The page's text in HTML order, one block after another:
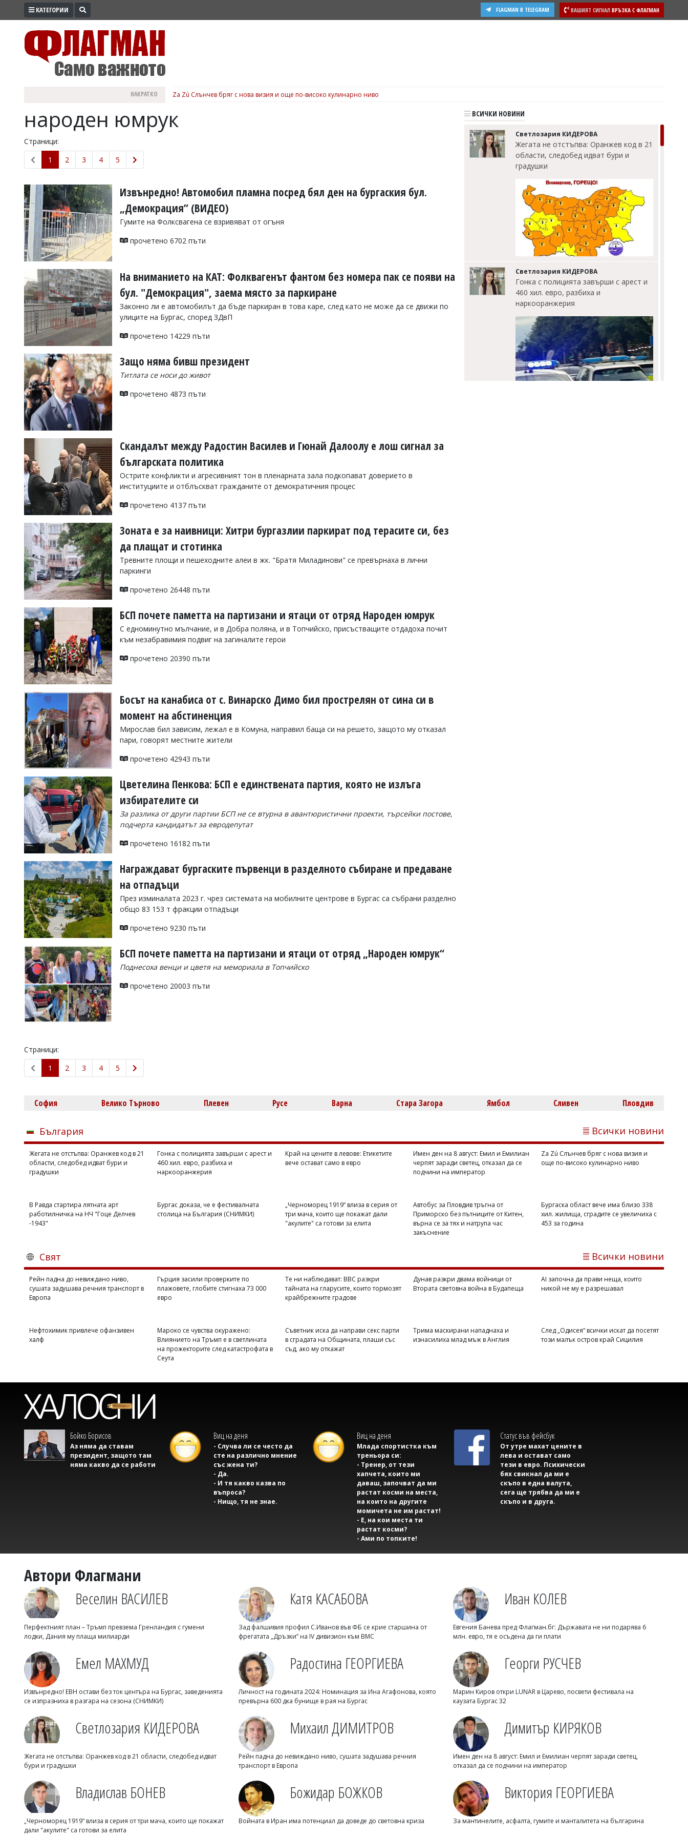
ПРОМО
ЗДРАВЕ
ПОЛИТИКА
ОБЩИНИ
ОБЩЕСТВО
ЛАЙФСТАЙЛ
ВОЙНАТА
УКРАЙНА
СПОРТ
РАЗСЛЕДВАНЕ
БИЗНЕС
Управители:
Веселин
Василев,
v.vasilev@flagman.bg
Касабова,
k.kassabova@flagman.bg
Главен
редактор:
Колев,
office@flagman.bg
Коментарите
статиите
въвеждат
читателите
редакцията
отговорност
откриете
обиден
коментар,
сигнализирайте
КАТЕГОРИИ ВАШИЯТ СИГНАЛ ВРЪЗКА С ФЛАГМАН
FLAGMAN В TELEGRAM
НАКРАТКО Za Zú Слънчев бряг с нова визия и още по-високо кулинарно ниво
народен юмрук
Страници:
1
2 3 4 5
Извънредно! Автомобил пламна посред бял ден на бургаския бул.
„Демокрация” (ВИДЕО)
Гумите на Фолксвагена се взривяват от огъня
прочетено 6702 пъти
На вниманието на КАТ: Фолквагенът фантом без номера пак се появи на
бул. "Демокрация", заема място за паркиране
Законно ли е автомобилът да бъде паркиран в това каре, след като не може да се движи по
улиците на Бургас, според ЗДвП
прочетено 14229 пъти
Защо няма бивш президент
Титлата се носи до живот
прочетено 4873 пъти
Скандалът между Радостин Василев и Гюнай Далоолу е лош сигнал за
българската политика
Острите конфликти и агресивният тон в пленарната зала подкопават доверието в
институциите и отблъскват гражданите от демократичния процес
прочетено 4137 пъти
Зоната е за наивници: Хитри бургазлии паркират под терасите си, без
да плащат и стотинка
Тревните площи и пешеходните алеи в жк. "Братя Миладинови" се превърнаха в лични
паркинги
прочетено 26448 пъти
БСП почете паметта на партизани и ятаци от отряд Народен юмрук
С едноминутно мълчание, и в Добра поляна, и в Топчийско, присъстващите отдадоха почит
към незабравимия подвиг на загиналите герои
прочетено 20390 пъти
Босът на канабиса от с. Винарско Димо бил прострелян от сина си в
момент на абстиненция
Мирослав бил зависим, лежал е в Комуна, направил баща си на решето, защото му отказал
пари, говорят местните жители
прочетено 42943 пъти
Цветелина Пенкова: БСП е единствената партия, която не излъга
избирателите си
За разлика от други партии БСП не се втурна в авантюристични проекти, търсейки постове,
подчерта кандидатът за евродепутат
прочетено 16182 пъти
Награждават бургаските първенци в разделното събиране и предаване
на отпадъци
През изминалата 2023 г. чрез системата на мобилните центрове в Бургас са събрани разделно
общо 83 153 т фракции отпадъци
прочетено 9230 пъти
БСП почете паметта на партизани и ятаци от отряд „Народен юмрук“
Поднесоха венци и цветя на мемориала в Топчийско
прочетено 20003 пъти
Страници:
1
2 3 4 5
ВСИЧКИ НОВИНИ
Светлозария КИДЕРОВА
Жегата не отстъпва: Оранжев код в 21
области, следобед идват бури и
градушки
Светлозария КИДЕРОВА
Гонка с полицията завърши с арест и
460 хил. евро, разбиха и
наркооранжерия
Гърция засили проверките по
плажовете, глобите стигнаха 73 000
Дунав разкри двама войници от
Нефтохимик привлече офанзивен
Димитър КИРЯКОВ
453 за година
София Велико Търново Плевен Русе Варна Стара Загора Ямбол Сливен Пловдив
България Всички новини
Жегата не отстъпва: Оранжев код в 21
области, следобед идват бури и
градушки
Гонка с полицията завърши с арест и
460 хил. евро, разбиха и
наркооранжерия
Край на цените в левове: Етикетите
вече остават само в евро
Имен ден на 8 август: Емил и Емилиан
черпят заради светец, отказал да се
подчини на император
Za Zú Слънчев бряг с нова визия и
още по-високо кулинарно ниво
В Равда стартира лятната арт
работилничка на НЧ "Гоце Делчев
-1943"
Бургас доказа, че е фестивалната
столица на България (СНИМКИ)
„Черноморец 1919“ влиза в серия от
три мача, които ще покажат дали
"акулите" са готови за елита
Автобус за Пловдив тръгна от
Приморско без пътниците от Китен,
върна се за тях и натрупа час
закъснение
Бургаска област вече има близо 338
хил. жилища, сградите се увеличиха с
453 за година
Свят Всички новини
Рейн падна до невиждано ниво,
сушата задушава речния транспорт в
Европа
Гърция засили проверките по
плажовете, глобите стигнаха 73 000
евро
Те ни наблюдават: BBC разкри
тайната на гларусите, които тормозят
крайбрежните градове
Дунав разкри двама войници от
Втората световна война в Будапеща
AI започна да прави неща, които
никой не му е разрешавал
Нефтохимик привлече офанзивен
халф
Мароко се чувства окуражено:
Влиянието на Тръмп е в светлината
на прожекторите след катастрофата в
Сеута
Съветник иска да направи секс парти
в сградата на Общината, плаши със
съд, ако му откажат
Трима маскирани нападнаха и
изнасилиха млад мъж в Англия
След „Одисея“ всички искат да посетят
този малък остров край Сицилия
Бойко Борисов
Аз няма да ставам
президент, защото там
няма какво да се работи
Виц на деня
- Случва ли се често да
сте на различно мнение
със жена ти?
- Да.
- И тя какво казва по
въпроса?
- Нищо, тя не знае.
Виц на деня
Млада спортистка към
треньора си:
- Тренер, от тези
хапчета, които ми
даваш, започват да ми
растат косми на места,
на които на другите
момичета не им растат!
- Е, на кои места ти
растат косми?
- Ами по топките!
Статус във фейсбук
От утре махат цените в
лева и остават само
тези в евро. Психически
бях свикнал да ми е
скъпо в една валута,
сега ще трябва да ми е
скъпо и в друга.
Автори Флагмани
Веселин ВАСИЛЕВ
Перфектният план – Тръмп превзема Гренландия с гумени
лодки, Дания му плаща милиарди
Катя КАСАБОВА
Зад фалшивия профил С.Иванов във ФБ се крие старшина от
фрегатата „Дръзки” на IV дивизион към ВМС
Иван КОЛЕВ
Евгения Банева пред Флагман.бг: Държавата не ни подарява 6
млн. евро, тя е осъдена да ги плати
Емел МАХМУД
Извънредно! ЕВН остави без ток центъра на Бургас, заведенията
се изпразниха в разгара на сезона (СНИМКИ)
Радостина ГЕОРГИЕВА
Личност на годината 2024: Номинация за Ина Агафонова, която
превърна 600 дка бунище в рая на Бургас
Георги РУСЧЕВ
Марин Киров откри LUNAR в Царево, посвети фестивала на
каузата Бургас 32
Светлозария КИДЕРОВА
Жегата не отстъпва: Оранжев код в 21 области, следобед идват
бури и градушки
Михаил ДИМИТРОВ
Рейн падна до невиждано ниво, сушата задушава речния
транспорт в Европа
Димитър КИРЯКОВ
Имен ден на 8 август: Емил и Емилиан черпят заради светец,
отказал да се подчини на император
Владислав БОНЕВ
„Черноморец 1919“ влиза в серия от три мача, които ще покажат
дали "акулите" са готови за елита
Божидар БОЖКОВ
Войната в Иран има потенциал да доведе до световна криза
Виктория ГЕОРГИЕВА
За мантинелите, асфалта, гумите и манталитета на българина